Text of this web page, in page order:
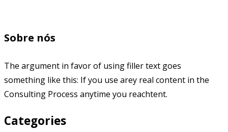
Sobre nós
The argument in favor of using filler text goes
something like this: If you use arey real content in the
Consulting Process anytime you reachtent.
Categories